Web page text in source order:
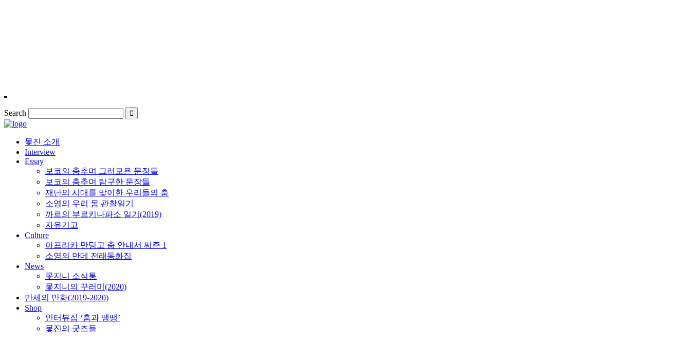
Search
몿진 소개
Interview
Essay
보코의 춤추며 그러모은 문장들
보코의 춤추며 탐구한 문장들
재난의 시대를 맞이한 우리들의 춤
소영의 우리 몸 관찰일기
까르의 부르키나파소 일기(2019)
자유기고
Culture
아프리카 만딩고 춤 안내서 씨즌 1
소영의 만데 전래동화집
News
몿지니 소식통
몿지니의 꾸러미(2020)
만세의 만화(2019-2020)
Shop
인터뷰집 ‘춤과 땡땡’
몿진의 굿즈들